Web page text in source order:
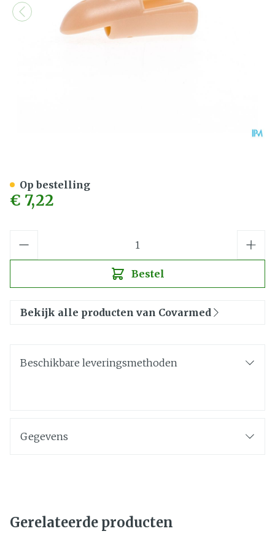
€ 7,22
Bestel
Op bestelling
Bekijk alle producten van Covarmed
Beschikbare leveringsmethoden
Gegevens
Gerelateerde producten